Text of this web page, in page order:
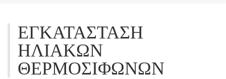
ΕΓΚΑΤΆΣΤΑΣΗ
ΗΛΙΑΚΏΝ
ΘΕΡΜΟΣΊΦΩΝΩΝ